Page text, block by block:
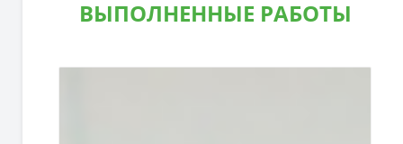
ВЫПОЛНЕННЫЕ РАБОТЫ